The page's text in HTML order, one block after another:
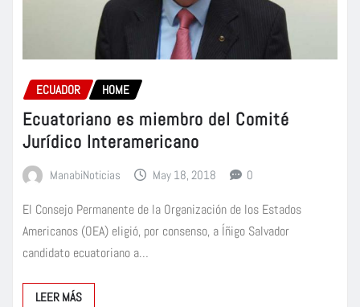
ECUADOR HOME
Ecuatoriano es miembro del Comité
Jurídico Interamericano
ManabiNoticias May 18, 2018 0
El Consejo Permanente de la Organización de los Estados
Americanos (OEA) eligió, por consenso, a Íñigo Salvador
candidato ecuatoriano a…
LEER MÁS